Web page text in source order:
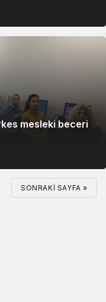
mesleki beceri
SONRAKI SAYFA »